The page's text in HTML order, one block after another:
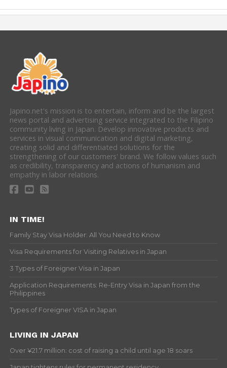
Japino.net's mission is to entertain, inform and be the largest
news portal and advertising service integrated to the Filipino
community living in Japan. Develop innovative products and
services in visual communication and digital marketing,
creating solid and differentiated solutions for the
strengthening of our customers' brand. We follow values such
as credibility, transparency and actions of humanism and
empathy in labor relations.
IN TIME!
Family Stay Visa Holder: All You Need to Know
Visa Requirements for Visiting Relatives in Japan
3 Types of Foreigner Visa in Japan
Application Requirements: Re-Entry Visa in Japan from the
Philippines
Types of Foreigner VISA in Japan
LIVING IN JAPAN
Over ¥21.7 million: cost of raising a child until age 18 soars